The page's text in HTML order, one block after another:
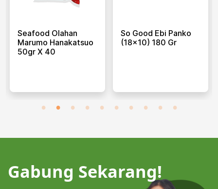
Seafood Olahan
Marumo Hanakatsuo
50gr X 40
So Good Ebi Panko
(18x10) 180 Gr
Gabung Sekarang!